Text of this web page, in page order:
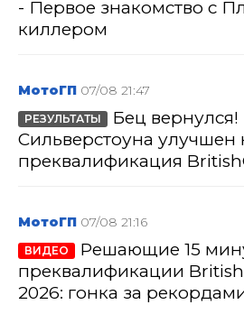
- Первое знакомство с
киллером
МотоГП 07/08 21:47
РЕЗУЛЬТАТЫ
Бец
Сильверстоуна улучшен
преквалификация
МотоГП 07/08 21:16
ВИДЕО
Решающие 15
преквалификации
2026: гонка за